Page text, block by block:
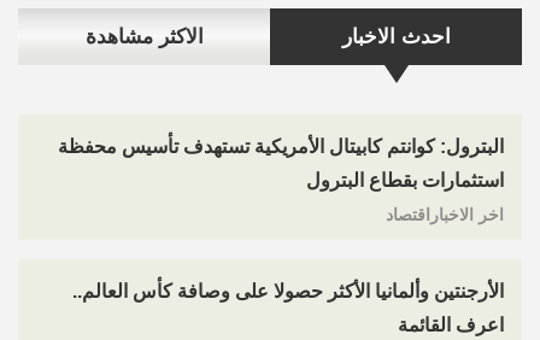
احدث الاخبار الاكثر مشاهدة
البترول: كوانتم كابيتال الأمريكية تستهدف تأسيس محفظة
استثمارات بقطاع البترول
اخر الاخباراقتصاد
الأرجنتين وألمانيا الأكثر حصولا على وصافة كأس العالم..
اعرف القائمة